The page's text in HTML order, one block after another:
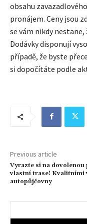
obsahu
pronájem. Ceny jsou
se vám nikdy
Dodávky disponují
případě, že byste
si dopočítáte podle
Previous article
Vyrazte si na dovolenou
vlastní trase! Kvalitními
autopůjčovny